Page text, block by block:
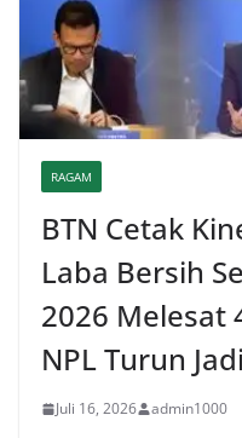
RAGAM
BTN Cetak
Laba Bersih
2026 Melesat
NPL Turun
Juli 16, 2026 admin1000